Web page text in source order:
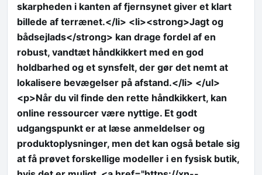
skarpheden i kanten af fjernsynet giver et klart
billede af terrænet.</li> <li><strong>Jagt og
bådsejlads</strong> kan drage fordel af en
robust, vandtæt håndkikkert med en god
holdbarhed og et synsfelt, der gør det nemt at
lokalisere bevægelser på afstand.</li> </ul>
<p>Når du vil finde den rette håndkikkert, kan
online ressourcer være nyttige. Et godt
udgangspunkt er at læse anmeldelser og
produktoplysninger, men det kan også betale sig
at få prøvet forskellige modeller i en fysisk butik,